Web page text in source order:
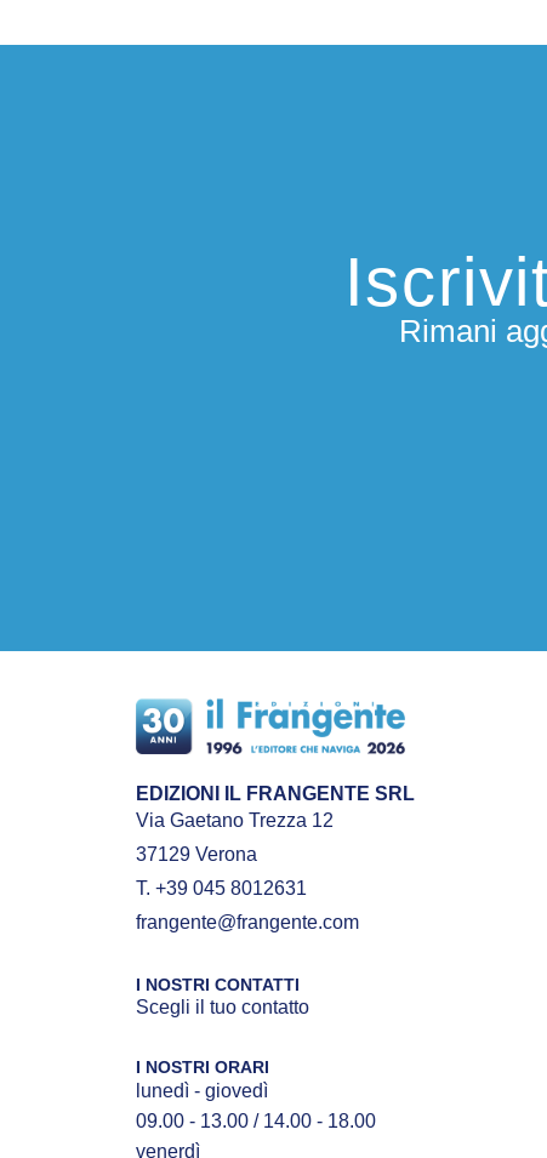
Rimani
EDIZIONI IL FRANGENTE SRL
Via Gaetano Trezza 12
37129 Verona
T. +39 045 8012631
frangente@frangente.com
I NOSTRI CONTATTI
Scegli il tuo contatto
I NOSTRI ORARI
lunedì - giovedì
09.00 - 13.00 / 14.00 - 18.00
venerdì